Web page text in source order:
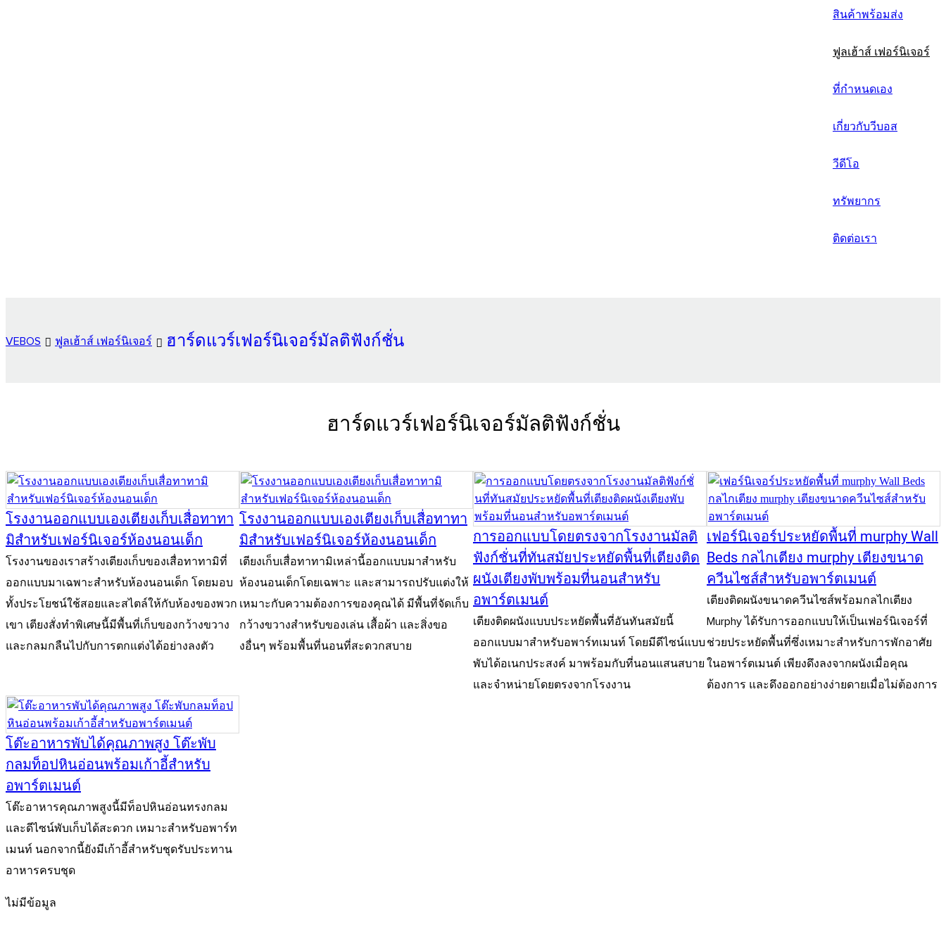
日语
italiano
français
العربية
สินค้าพร้อมส่ง
ฟูลเฮ้าส์ เฟอร์นิเจอร์
ที่กำหนดเอง
เกี่ยวกับวีบอส
วีดีโอ
ทรัพยากร
ติดต่อเรา
VEBOS ฟูลเฮ้าส์ เฟอร์นิเจอร์ ฮาร์ดแวร์เฟอร์นิเจอร์มัลติฟังก์ชั่น
ฮาร์ดแวร์เฟอร์นิเจอร์มัลติฟังก์ชั่น
โรงงานออกแบบเองเตียงเก็บเสื่อทาทา
มิสำหรับเฟอร์นิเจอร์ห้องนอนเด็ก
โรงงานของเราสร้างเตียงเก็บของเสื่อทาทามิที่
ออกแบบมาเฉพาะสำหรับห้องนอนเด็ก โดยมอบ
ทั้งประโยชน์ใช้สอยและสไตล์ให้กับห้องของพวก
เขา เตียงสั่งทำพิเศษนี้มีพื้นที่เก็บของกว้างขวาง
และกลมกลืนไปกับการตกแต่งได้อย่างลงตัว
โรงงานออกแบบเองเตียงเก็บเสื่อทาทา
มิสำหรับเฟอร์นิเจอร์ห้องนอนเด็ก
เตียงเก็บเสื่อทาทามิเหล่านี้ออกแบบมาสำหรับ
ห้องนอนเด็กโดยเฉพาะ และสามารถปรับแต่งให้
เหมาะกับความต้องการของคุณได้ มีพื้นที่จัดเก็บ
กว้างขวางสำหรับของเล่น เสื้อผ้า และสิ่งขอ
งอื่นๆ พร้อมพื้นที่นอนที่สะดวกสบาย
การออกแบบโดยตรงจากโรงงานมัลติ
ฟังก์ชั่นที่ทันสมัยประหยัดพื้นที่เตียงติด
ผนังเตียงพับพร้อมที่นอนสำหรับ
อพาร์ตเมนต์
เตียงติดผนังแบบประหยัดพื้นที่อันทันสมัยนี้
ออกแบบมาสำหรับอพาร์ทเมนท์ โดยมีดีไซน์แบบ
พับได้อเนกประสงค์ มาพร้อมกับที่นอนแสนสบาย
และจำหน่ายโดยตรงจากโรงงาน
เฟอร์นิเจอร์ประหยัดพื้นที่ murphy Wall
Beds กลไกเตียง murphy เตียงขนาด
ควีนไซส์สำหรับอพาร์ตเมนต์
เตียงติดผนังขนาดควีนไซส์พร้อมกลไกเตียง
Murphy ได้รับการออกแบบให้เป็นเฟอร์นิเจอร์ที่
ช่วยประหยัดพื้นที่ซึ่งเหมาะสำหรับการพักอาศัย
ในอพาร์ตเมนต์ เพียงดึงลงจากผนังเมื่อคุณ
ต้องการ และดึงออกอย่างง่ายดายเมื่อไม่ต้องการ
โต๊ะอาหารพับได้คุณภาพสูง โต๊ะพับ
กลมท็อปหินอ่อนพร้อมเก้าอี้สำหรับ
อพาร์ตเมนต์
โต๊ะอาหารคุณภาพสูงนี้มีท็อปหินอ่อนทรงกลม
และดีไซน์พับเก็บได้สะดวก เหมาะสำหรับอพาร์ท
เมนท์ นอกจากนี้ยังมีเก้าอี้สำหรับชุดรับประทาน
อาหารครบชุด
ไม่มีข้อมูล